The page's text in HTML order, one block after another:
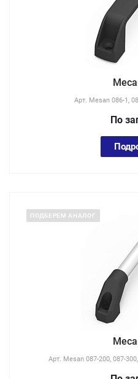
Арт. Mesan 086-1,
По
ПОДБЕРЕМ АНАЛОГ
Арт. Mesan 087-200, 087-